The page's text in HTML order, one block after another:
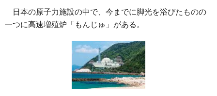
日本の原子力施設の中で、今までに脚光を浴びたものの
一つに高速増殖炉「もんじゅ」がある。